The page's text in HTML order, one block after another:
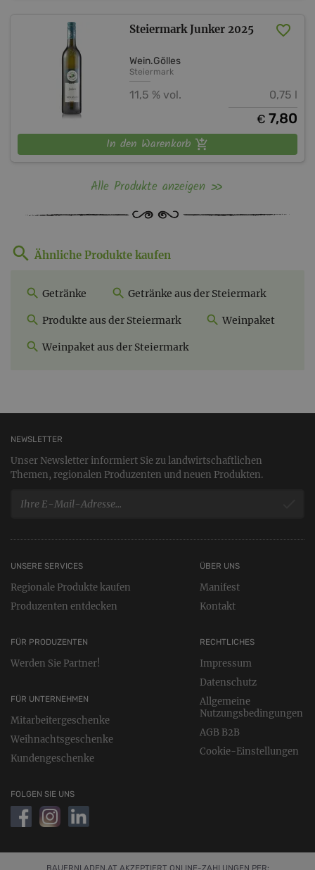
Steiermark Junker 2025
Wein.Gölles
Steiermark
11,5 % vol. 0,75 l
€ 7,80
In den Warenkorb
Alle Produkte anzeigen
Ähnliche Produkte kaufen
Getränke Getränke aus der Steiermark
Produkte aus der Steiermark Weinpaket
Weinpaket aus der Steiermark
NEWSLETTER
Unser Newsletter informiert Sie zu landwirtschaftlichen
Themen, regionalen Produzenten und neuen Produkten.
UNSERE SERVICES
Regionale Produkte kaufen
Produzenten entdecken
FÜR PRODUZENTEN
Werden Sie Partner!
FÜR UNTERNEHMEN
Mitarbeitergeschenke
Weihnachtsgeschenke
Kundengeschenke
RECHTLICHES
Impressum
Datenschutz
Allgemeine
Nutzungsbedingungen
AGB B2B
Cookie-Einstellungen
ÜBER UNS
Manifest
Kontakt
FOLGEN SIE UNS
BAUERNLADEN.AT AKZEPTIERT ONLINE-ZAHLUNGEN PER: